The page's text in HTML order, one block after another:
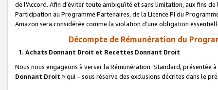
de l'Accord. Afin d’éviter toute ambiguïté et sans limitation, aux fins
Participation au Programme Partenaires, de la Licence PI du
Amazon sera considérée comme la violation d’une obligation
Décompte de Rémunération du
1. Achats Donnant Droit et Recettes Donnant Droit
Nous nous engageons à verser la Rémunération Standard, présentée
Donnant Droit » qui – sous réserve des exclusions décrites dans le